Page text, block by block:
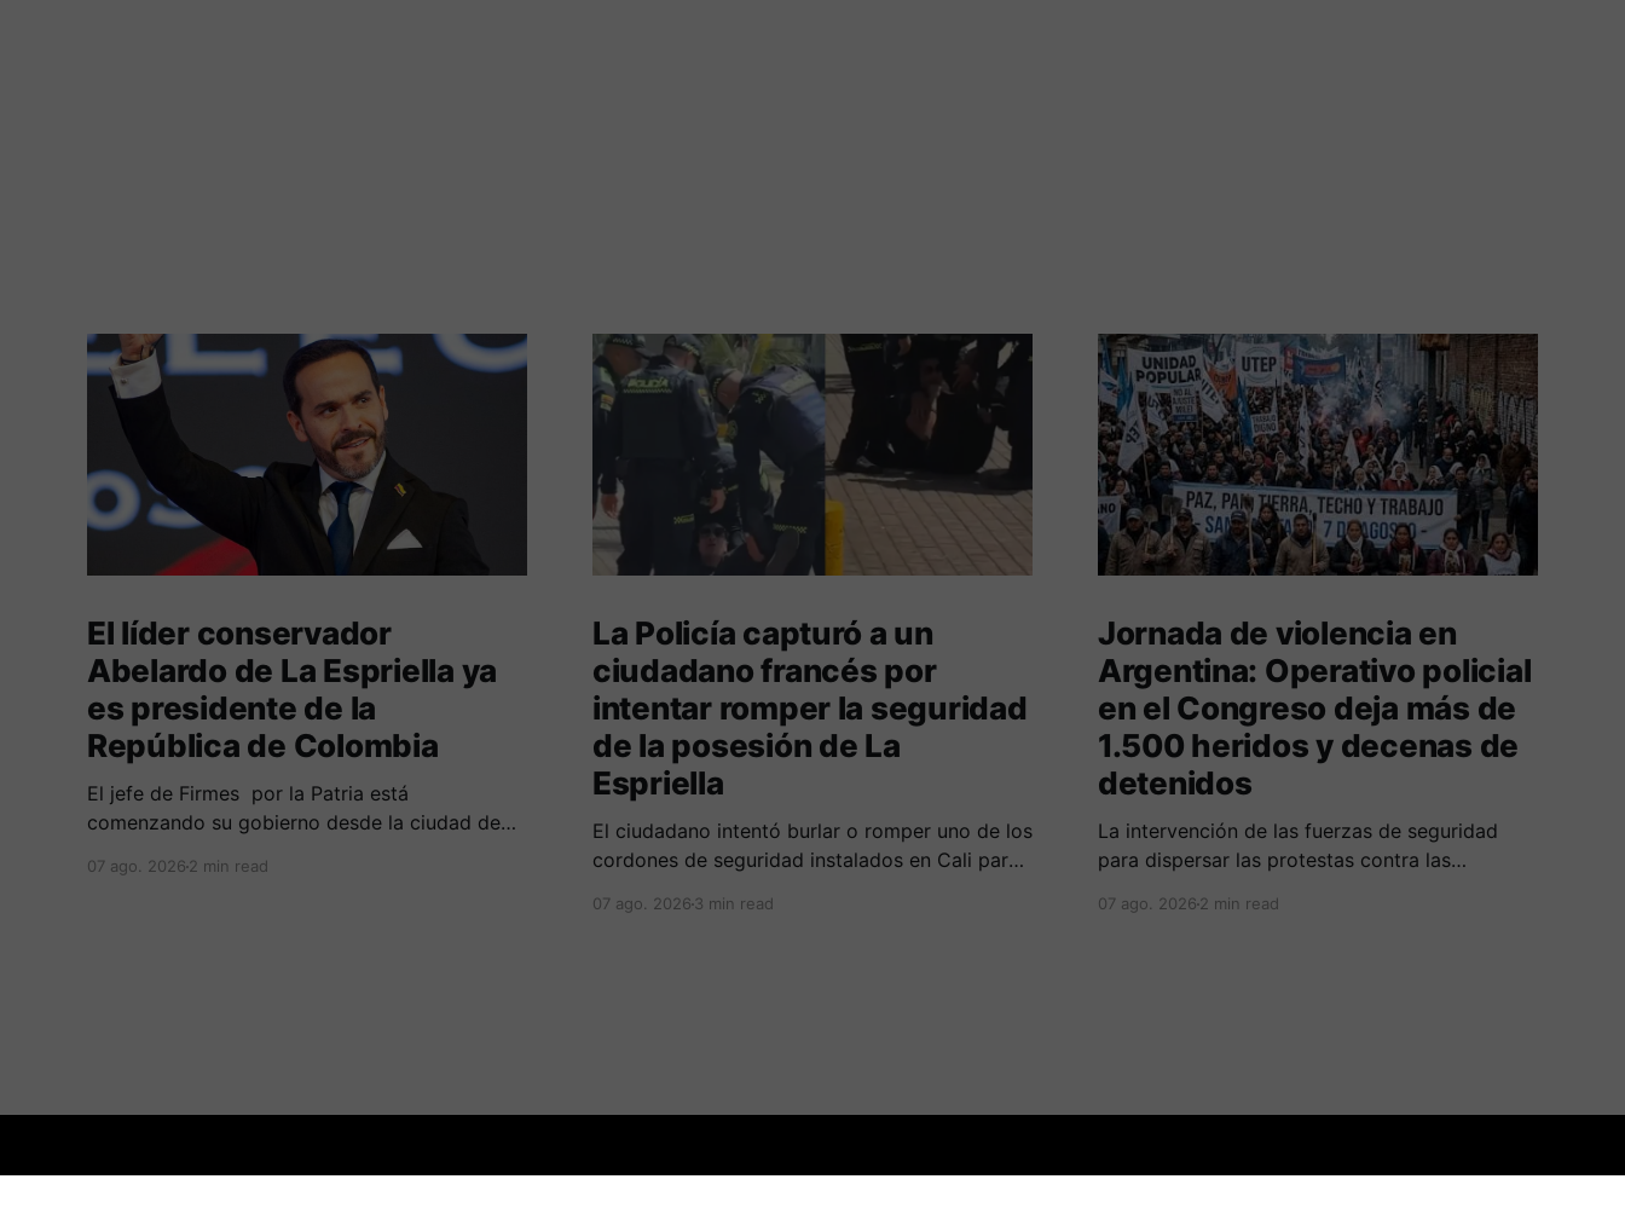
El líder conservador
Abelardo de La Espriella ya
es presidente de la
República de Colombia
El jefe de Firmes por la Patria está
comenzando su gobierno desde la ciudad de
de varios símbolos de gobiernos
07 ago. 2026 2 min read
La Policía capturó a un
ciudadano francés por
intentar romper la seguridad
de la posesión de La
Espriella
El ciudadano intentó burlar o romper uno de los
cordones de seguridad instalados en Cali para
de La Espriella.
07 ago. 20263 min read
Jornada de violencia en
Argentina: Operativo policial
en el Congreso deja más de
1.500 heridos y decenas de
detenidos
La intervención de las fuerzas de seguridad
para dispersar las protestas contra las
enfrentamientos y el uso masivo de elementos
07 ago. 20262 min read